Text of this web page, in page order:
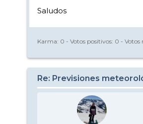
Saludos
Karma: 0 - Votos positivos: 0 - Votos
Re: Previsiones